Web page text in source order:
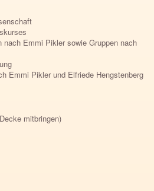
nach Emmi Pikler sowie Gruppen nach
Emmi Pikler und Elfriede Hengstenberg
mitbringen)